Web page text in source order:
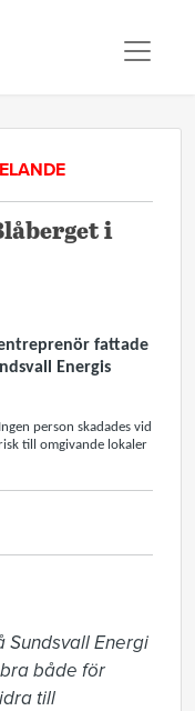
i
fattade
Energis
person skadades vid
till omgivande lokaler
Sundsvall Energi
både för
till